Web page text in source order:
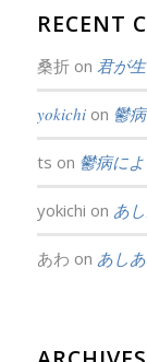
RECENT
桑折on 君が
yokichion 鬱
ts on 鬱病に
yokichi on あ
あわ on あし